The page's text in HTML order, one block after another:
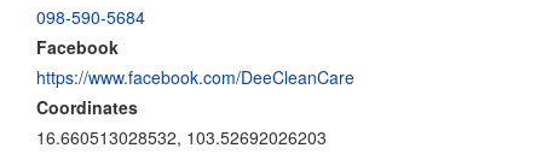
098-590-5684
Facebook
https://www.facebook.com/DeeCleanCare
Coordinates
16.660513028532, 103.52692026203